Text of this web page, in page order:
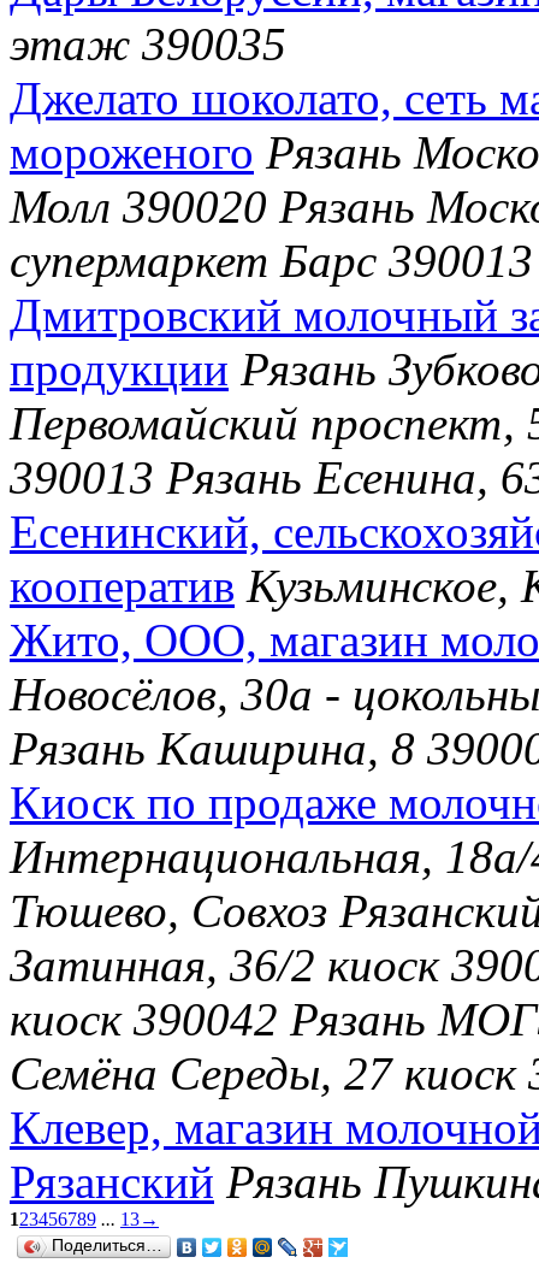
этаж 390035
Джелато шоколато, сеть
мороженого Рязань
Молл 390020 Рязань
супермаркет Барс 390013
Дмитровский молочный
продукции Рязань
Первомайский
390013 Рязань Есенина,
Есенинский,
кооператив Кузьминское,
Жито, ООО, магазин
Новосёлов, 30а -
Рязань Каширина, 8
Киоск по продаже
Интернациональная,
Тюшево, Совхоз
Затинная, 36/2 киоск
киоск 390042 Рязань
Семёна Середы, 27 киоск
Клевер, магазин
Рязанский Рязань
123456789 ... 13→
Поделиться…